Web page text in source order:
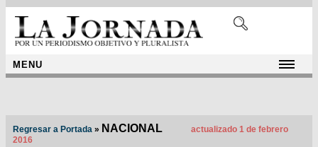
MENU
Regresar a Portada » NACIONAL
actualizado 1 de febrero
2016